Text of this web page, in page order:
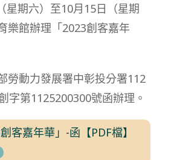
星期六）至10月15日（星期
樂館辦理「2023創客嘉年
勞動力發展署中彰投分署112
字第1125200300號函辦理。
客嘉年華」-函【PDF檔】